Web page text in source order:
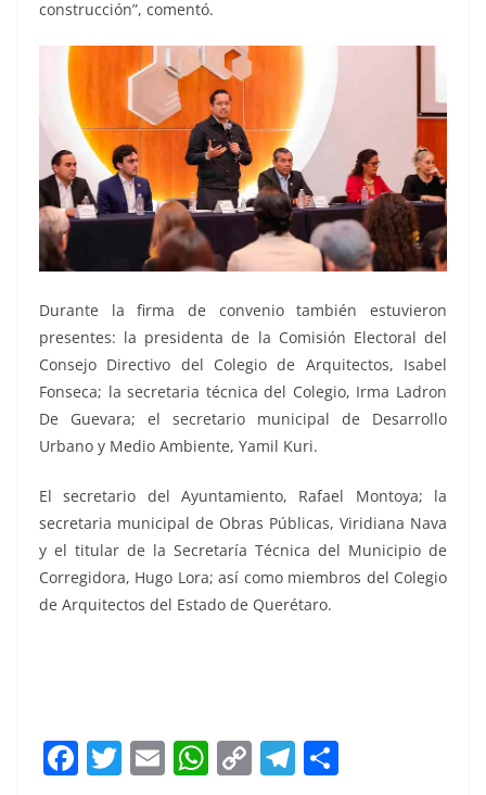
construcción”, comentó.
Durante la firma de convenio también estuvieron
presentes: la presidenta de la Comisión Electoral del
Consejo Directivo del Colegio de Arquitectos, Isabel
Fonseca; la secretaria técnica del Colegio, Irma Ladron
De Guevara; el secretario municipal de Desarrollo
Urbano y Medio Ambiente, Yamil Kuri.
El secretario del Ayuntamiento, Rafael Montoya; la
secretaria municipal de Obras Públicas, Viridiana Nava
y el titular de la Secretaría Técnica del Municipio de
Corregidora, Hugo Lora; así como miembros del Colegio
de Arquitectos del Estado de Querétaro.
F T E W C T